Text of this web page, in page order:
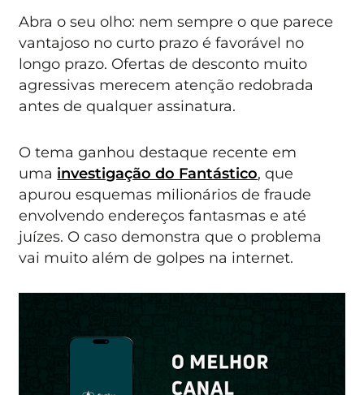
Abra o seu olho: nem sempre o que parece
vantajoso no curto prazo é favorável no
longo prazo. Ofertas de desconto muito
agressivas merecem atenção redobrada
antes de qualquer assinatura.
O tema ganhou destaque recente em
uma investigação do Fantástico, que
apurou esquemas milionários de fraude
envolvendo endereços fantasmas e até
juízes. O caso demonstra que o problema
vai muito além de golpes na internet.